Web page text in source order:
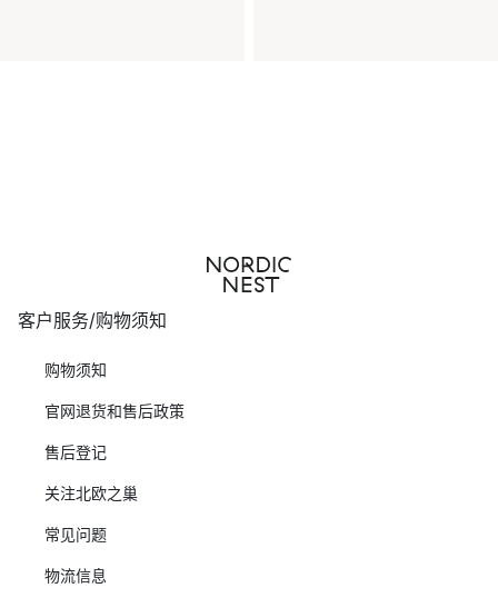
客户服务/购物须知
购物须知
官网退货和售后政策
售后登记
关注北欧之巢
常见问题
物流信息